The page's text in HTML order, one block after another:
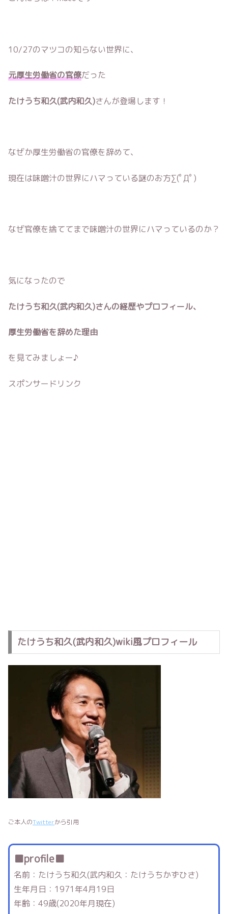
10/27のマツコの知らない世界に、
元厚生労働省の官僚だった
たけうち和久(武内和久)さんが登場します！
なぜか厚生労働省の官僚を辞めて、
現在は味噌汁の世界にハマっている謎のお方∑(ﾟДﾟ)
なぜ官僚を捨ててまで味噌汁の世界にハマっているのか？
気になったので
たけうち和久(武内和久)さんの経歴やプロフィール、
厚生労働省を辞めた理由
を見てみましょー♪
スポンサードリンク
たけうち和久(武内和久)wiki風プロフィール
ご本人のTwitterから引用
■profile■
名前：たけうち和久(武内和久：たけうちかずひさ)
生年月日：1971年4月19日
年齢：49歳(2020年月現在)